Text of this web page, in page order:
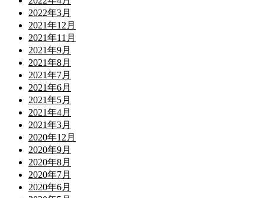
2022年3月
2021年12月
2021年11月
2021年9月
2021年8月
2021年7月
2021年6月
2021年5月
2021年4月
2021年3月
2020年12月
2020年9月
2020年8月
2020年7月
2020年6月